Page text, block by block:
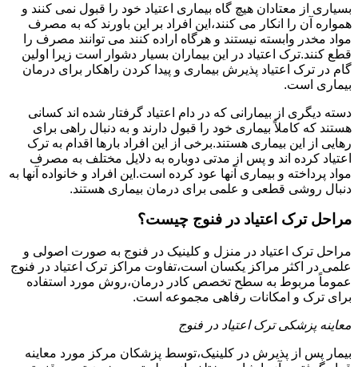
بسیاری از معتادان هیچ گاه بیماری اعتیاد خود را قبول نمی کنند و
همواره آن را انکار می کنند،این افراد بر این باورند که به مصرف
مواد مخدر وابسته نیستند و هرگاه اراده کنند می توانند مصرف را
قطع کنند.ترک اعتیاد در این بیماران بسیار دشوار است زیرا اولین
گام در ترک اعتیاد پذیرش بیماری و پیدا کردن راهکار برای درمان
بیماری است.
دسته دیگری از بیمارانی که در دام اعتیاد گرفتار شده اند کسانی
هستند که کاملاً بیماری خود را قبول دارند و به دنبال راهی برای
رهایی از این بیماری هستند.برخی از این افراد بارها اقدام به ترک
اعتیاد کرده اند و پس از مدتی دوباره به دلایل مختلف به مصرف
مواد پرداخته و بیماری آنها عود کرده است.این افراد و خانواده آنها به
دنبال روشی قطعی و علمی برای درمان بیماری هستند.
مراحل ترک اعتیاد در فنوج چیست؟
مراحل ترک اعتیاد در منزل و کلینیک در فنوج به صورت اصولی و
علمی در اکثر مراکز یکسان است،تفاوت مراکز ترک اعتیاد در فنوج
عموماً مربوط به سطح تخصص کادر درمان،روش مورد استفاده
برای ترک و امکانات رفاهی مجموعه است.
معاینه پزشکی ترک اعتیاد در فنوج
بیمار پس از پذیرش در کلینیک،توسط پزشکان مرکز مورد معاینه